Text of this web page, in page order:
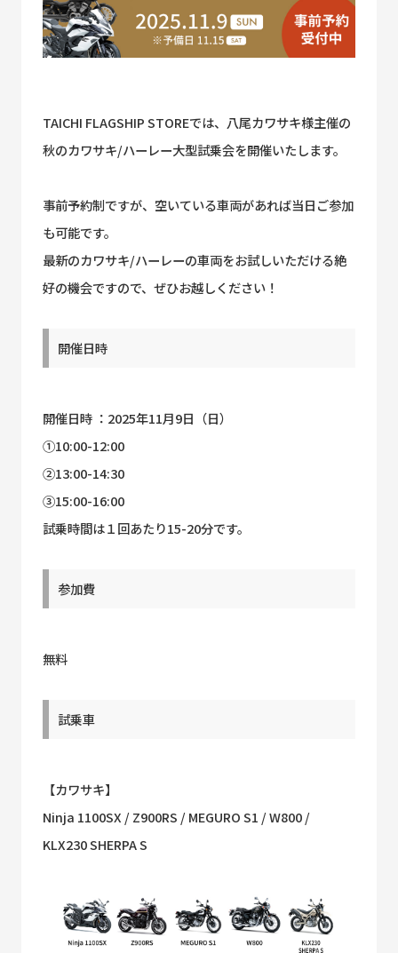
TAICHI FLAGSHIP STOREでは、八尾カワサキ様主催の
秋のカワサキ/ハーレー大型試乗会を開催いたします。
事前予約制ですが、空いている車両があれば当日ご参加
も可能です。
最新のカワサキ/ハーレーの車両をお試しいただける絶
好の機会ですので、ぜひお越しください！
開催日時
開催日時 ：2025年11月9日（日）
①10:00-12:00
②13:00-14:30
③15:00-16:00
試乗時間は１回あたり15-20分です。
参加費
無料
試乗車
【カワサキ】
Ninja 1100SX / Z900RS / MEGURO S1 / W800 /
KLX230 SHERPA S